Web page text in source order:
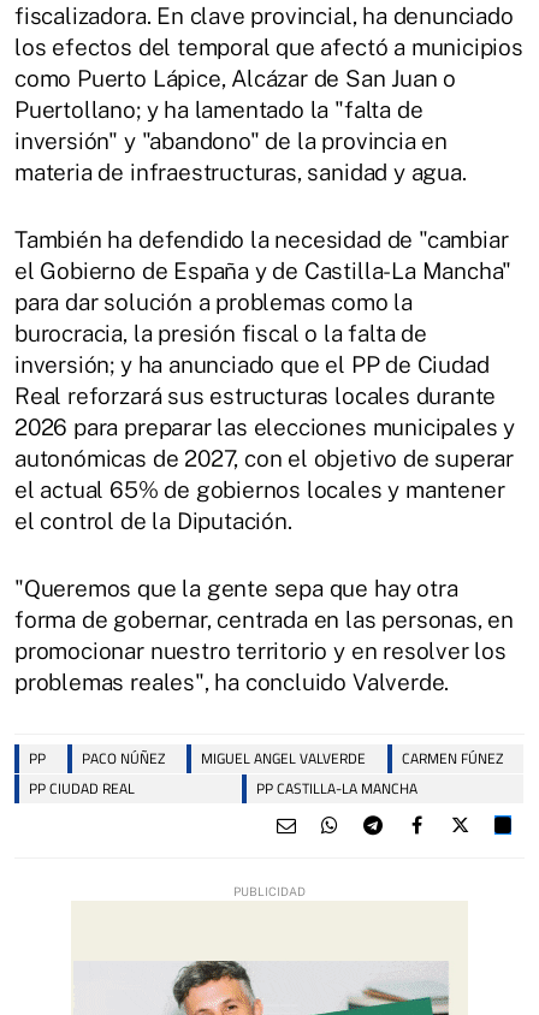
fiscalizadora. En clave provincial, ha denunciado
los efectos del temporal que afectó a municipios
como Puerto Lápice, Alcázar de San Juan o
Puertollano; y ha lamentado la "falta de
inversión" y "abandono" de la provincia en
materia de infraestructuras, sanidad y agua.
También ha defendido la necesidad de "cambiar
el Gobierno de España y de Castilla-La Mancha"
para dar solución a problemas como la
burocracia, la presión fiscal o la falta de
inversión; y ha anunciado que el PP de Ciudad
Real reforzará sus estructuras locales durante
2026 para preparar las elecciones municipales y
autonómicas de 2027, con el objetivo de superar
el actual 65% de gobiernos locales y mantener
el control de la Diputación.
"Queremos que la gente sepa que hay otra
forma de gobernar, centrada en las personas, en
promocionar nuestro territorio y en resolver los
problemas reales", ha concluido Valverde.
PP PACO NÚÑEZ MIGUEL ANGEL VALVERDE
CARMEN FÚNEZ
PP CIUDAD REAL
PP CASTILLA-LA MANCHA